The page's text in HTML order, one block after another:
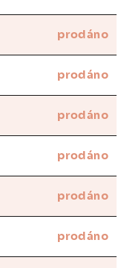
prodáno
prodáno
prodáno
prodáno
prodáno
prodáno